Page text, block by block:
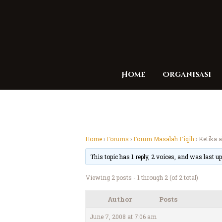
Home Organisasi
Home›Forums ›Forum Masalah Fiqih › Ketika
This topic has 1 reply, 2 voices, and was last
Viewing 2 posts - 1 through 2 (of 2 total)
Author Posts
June 7, 2008 at 7:06 am